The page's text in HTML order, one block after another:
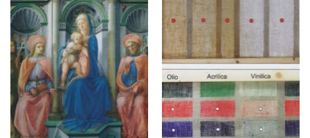
Aggiungi
alla lista
dei
desideri
dei
desideri